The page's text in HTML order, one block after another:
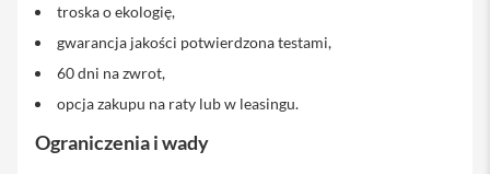
A
r
T
a
g
Ł
troska o ekologię,
gwarancja jakości potwierdzona testami,
60 dni na zwrot,
opcja zakupu na raty lub w leasingu.
Ograniczenia i wady